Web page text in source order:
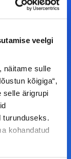
veelgi
näitame sulle
kõigiga“,
selle ärigrupi
turunduseks.
kohandatud
et olla
sul on
või soovid
ühendust.
Y